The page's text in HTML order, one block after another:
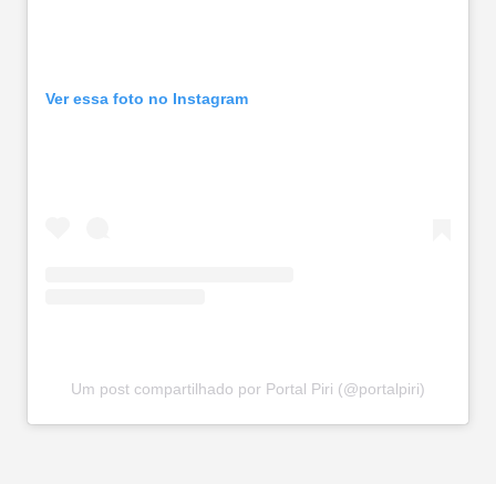
Ver essa foto no Instagram
Um post compartilhado por Portal Piri (@portalpiri)